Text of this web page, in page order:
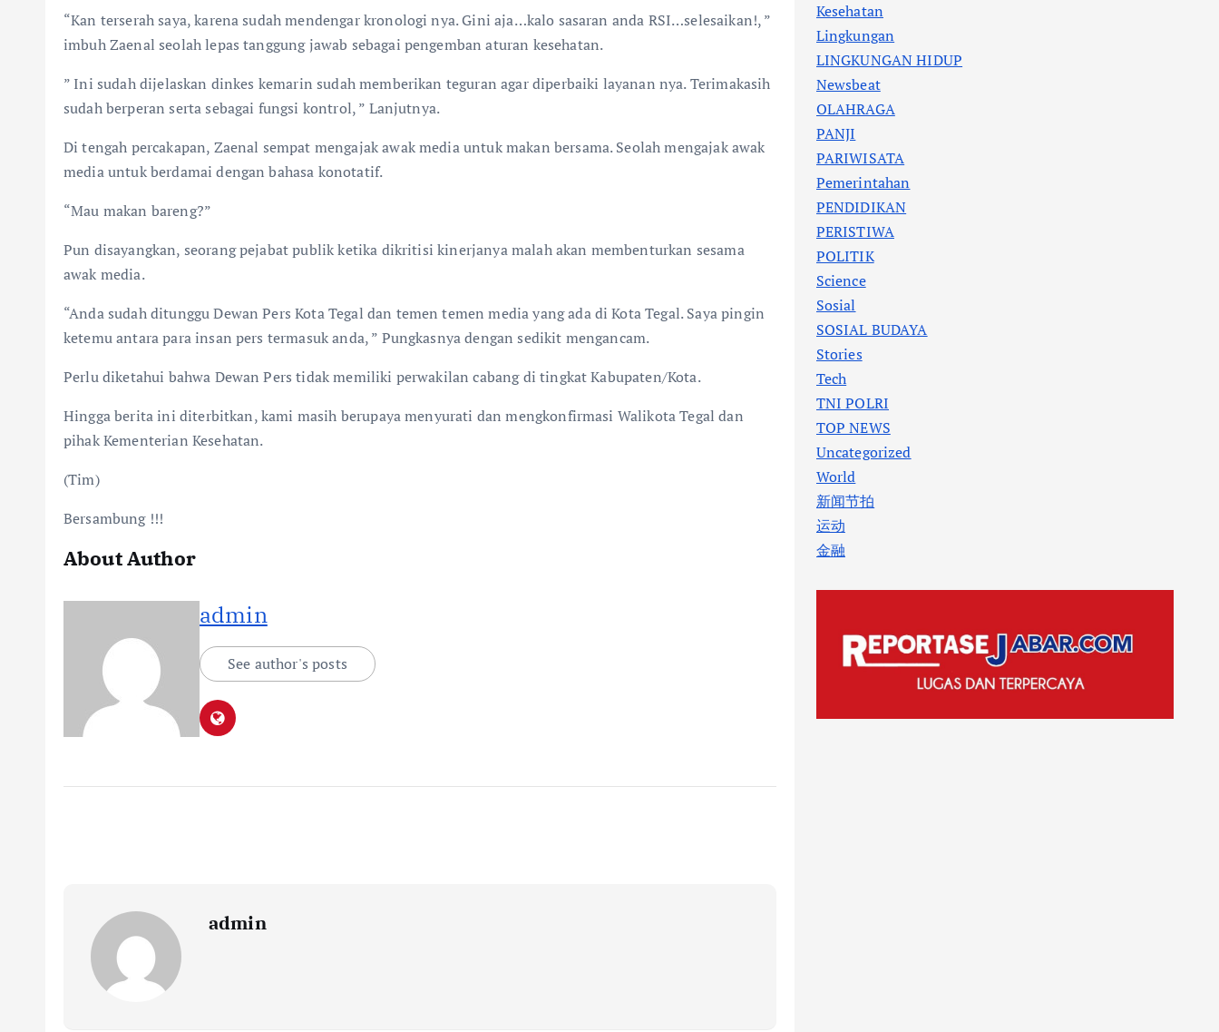
“Kan terserah saya, karena sudah mendengar kronologi nya. Gini aja…kalo sasaran anda RSI…selesaikan!, ”
imbuh Zaenal seolah lepas tanggung jawab sebagai pengemban aturan kesehatan.
” Ini sudah dijelaskan dinkes kemarin sudah memberikan teguran agar diperbaiki layanan nya. Terimakasih
sudah berperan serta sebagai fungsi kontrol, ” Lanjutnya.
Di tengah percakapan, Zaenal sempat mengajak awak media untuk makan bersama. Seolah mengajak awak
media untuk berdamai dengan bahasa konotatif.
“Mau makan bareng?”
Pun disayangkan, seorang pejabat publik ketika dikritisi kinerjanya malah akan membenturkan sesama
awak media.
“Anda sudah ditunggu Dewan Pers Kota Tegal dan temen temen media yang ada di Kota Tegal. Saya pingin
ketemu antara para insan pers termasuk anda, ” Pungkasnya dengan sedikit mengancam.
Perlu diketahui bahwa Dewan Pers tidak memiliki perwakilan cabang di tingkat Kabupaten/Kota.
Hingga berita ini diterbitkan, kami masih berupaya menyurati dan mengkonfirmasi Walikota Tegal dan
pihak Kementerian Kesehatan.
(Tim)
Bersambung !!!
About Author
admin
See author's posts
admin
Kesehatan
Lingkungan
LINGKUNGAN HIDUP
Newsbeat
OLAHRAGA
PANJI
PARIWISATA
Pemerintahan
PENDIDIKAN
PERISTIWA
POLITIK
Science
Sosial
SOSIAL BUDAYA
Stories
Tech
TNI POLRI
TOP NEWS
Uncategorized
World
新闻节拍
运动
金融